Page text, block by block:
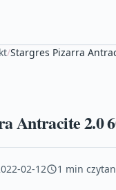
/Stargres Pizarra
Antracite 2.0
02-12 1 min